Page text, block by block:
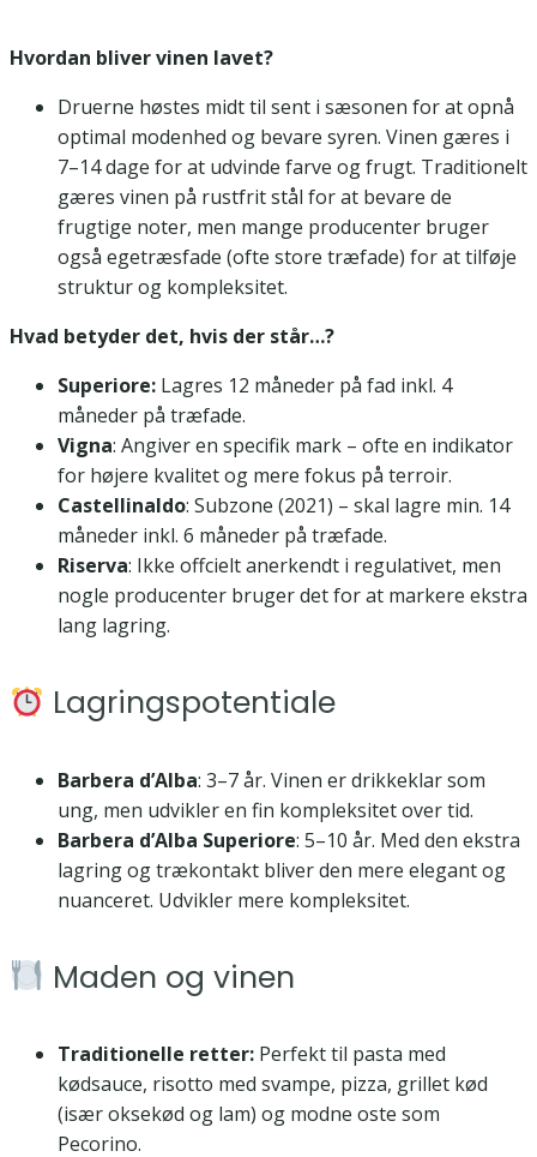
Hvordan bliver vinen lavet?
Druerne høstes midt til sent i sæsonen for at opnå
optimal modenhed og bevare syren. Vinen gæres i
7–14 dage for at udvinde farve og frugt. Traditionelt
gæres vinen på rustfrit stål for at bevare de
frugtige noter, men mange producenter bruger
også egetræsfade (ofte store træfade) for at tilføje
struktur og kompleksitet.
Hvad betyder det, hvis der står…?
Superiore: Lagres 12 måneder på fad inkl. 4
måneder på træfade.
Vigna: Angiver en specifik mark – ofte en indikator
for højere kvalitet og mere fokus på terroir.
Castellinaldo: Subzone (2021) – skal lagre min. 14
måneder inkl. 6 måneder på træfade.
Riserva: Ikke offcielt anerkendt i regulativet, men
nogle producenter bruger det for at markere ekstra
lang lagring.
Lagringspotentiale
Barbera d’Alba: 3–7 år. Vinen er drikkeklar som
ung, men udvikler en fin kompleksitet over tid.
Barbera d’Alba Superiore: 5–10 år. Med den ekstra
lagring og trækontakt bliver den mere elegant og
nuanceret. Udvikler mere kompleksitet.
Maden og vinen
Traditionelle retter: Perfekt til pasta med
kødsauce, risotto med svampe, pizza, grillet kød
(især oksekød og lam) og modne oste som
Pecorino.